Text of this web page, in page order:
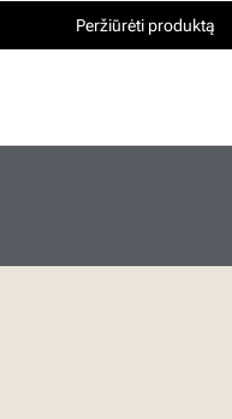
Peržiūrėti produktą